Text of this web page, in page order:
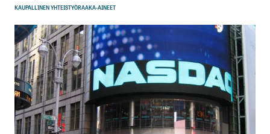
KAUPALLINEN YHTEISTYÖRAAKA-AINEET